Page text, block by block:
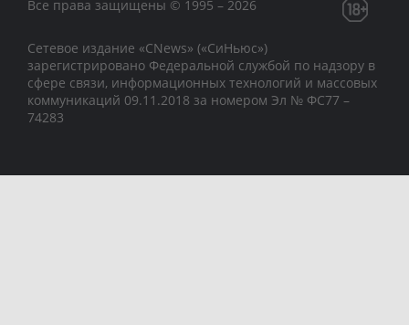
Все права защищены © 1995 – 2026
Сетевое издание «CNews» («СиНьюс»)
зарегистрировано Федеральной службой по надзору в
сфере связи, информационных технологий и массовых
коммуникаций 09.11.2018 за номером Эл № ФС77 –
74283